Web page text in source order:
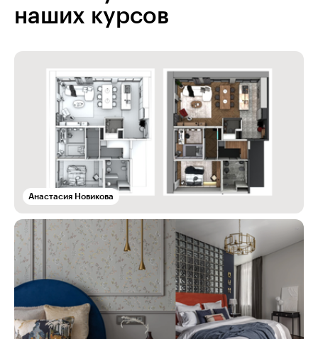
наших курсов
Анастасия Новикова